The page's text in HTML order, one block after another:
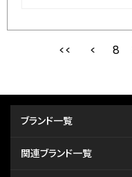
8
ブランド一覧
関連ブランド一覧